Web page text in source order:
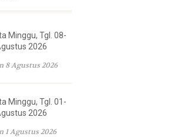
Minggu, Tgl. 08-
2026
8 Agustus 2026
Minggu, Tgl. 01-
2026
1 Agustus 2026